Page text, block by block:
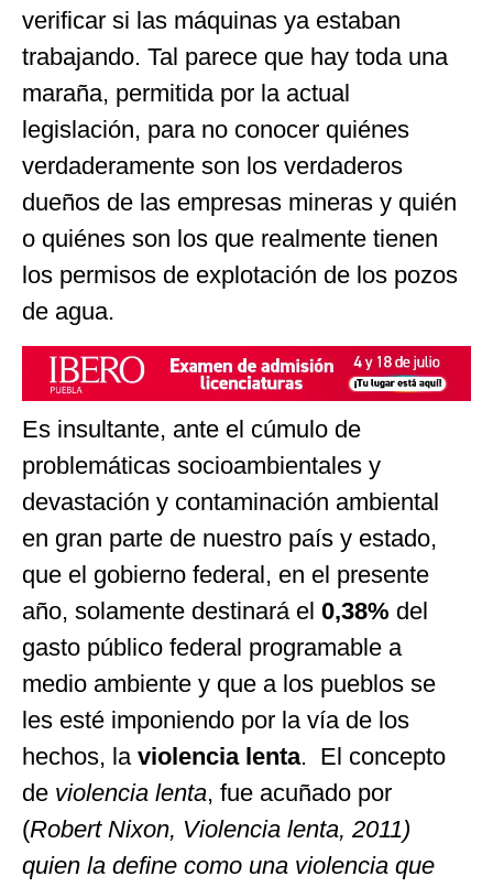
verificar si las máquinas ya estaban
trabajando. Tal parece que hay toda una
maraña, permitida por la actual
legislación, para no conocer quiénes
verdaderamente son los verdaderos
dueños de las empresas mineras y quién
o quiénes son los que realmente tienen
los permisos de explotación de los pozos
de agua.
Es insultante, ante el cúmulo de
problemáticas socioambientales y
devastación y contaminación ambiental
en gran parte de nuestro país y estado,
que el gobierno federal, en el presente
año, solamente destinará el 0,38% del
gasto público federal programable a
medio ambiente y que a los pueblos se
les esté imponiendo por la vía de los
hechos, la violencia lenta. El concepto
de violencia lenta, fue acuñado por
(Robert Nixon, Violencia lenta, 2011)
quien la define como una violencia que